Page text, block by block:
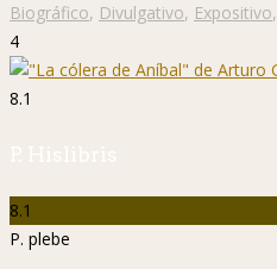
Biográfico, Divulgativo, Expositivo,
4
8.1
P. Hislibris
8.1
P. plebe